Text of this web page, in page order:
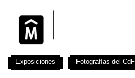
Exposiciones Fotografías del CdF